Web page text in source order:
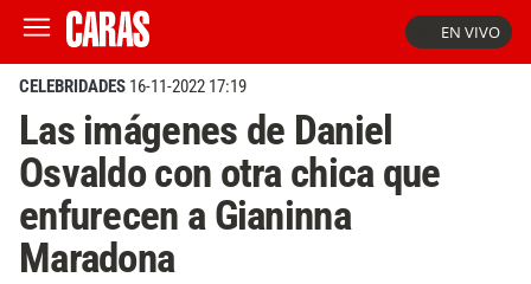
EN VIVO
CELEBRIDADES 16-11-2022 17:19
Las imágenes de Daniel
Osvaldo con otra chica que
enfurecen a Gianinna
Maradona